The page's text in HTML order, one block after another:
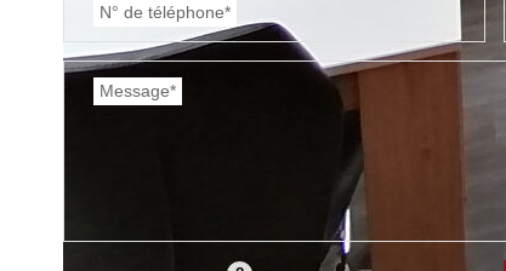
N° de téléphone*
Message*